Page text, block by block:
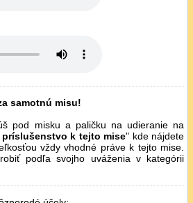
samotnú misu!
pod misku a paličku na udieranie na
príslušenstvo k tejto mise" kde nájdete
vždy vhodné práve k tejto mise.
podľa svojho uváženia v kategórii